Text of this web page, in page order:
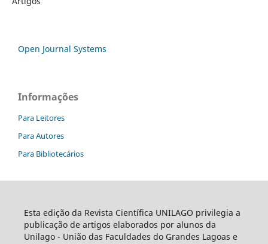
Open Journal Systems
Informações
Para Leitores
Para Autores
Para Bibliotecários
Esta edição da Revista Científica UNILAGO privilegia a
publicação de artigos elaborados por alunos da
Unilago - União das Faculdades do Grandes Lagoas e